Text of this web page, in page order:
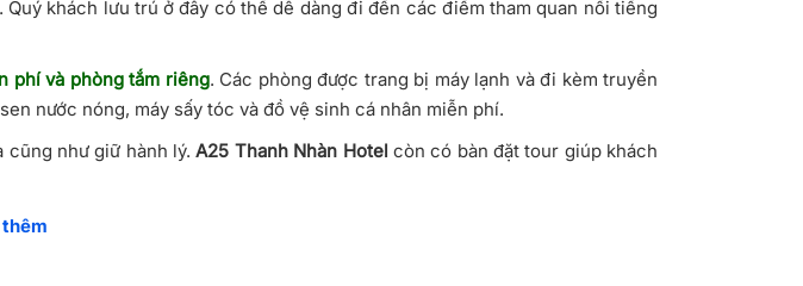
Quý khách lưu trú ở đây có thể dễ dàng đi đến các điểm tham quan nổi tiếng
phí và phòng tắm riêng. Các phòng được trang bị máy lạnh và đi kèm truyền
nước nóng, máy sấy tóc và đồ vệ sinh cá nhân miễn phí.
cũng như giữ hành lý.A25 Thanh Nhàn Hotel còn có bàn đặt tour giúp khách
hotline 1900 4698